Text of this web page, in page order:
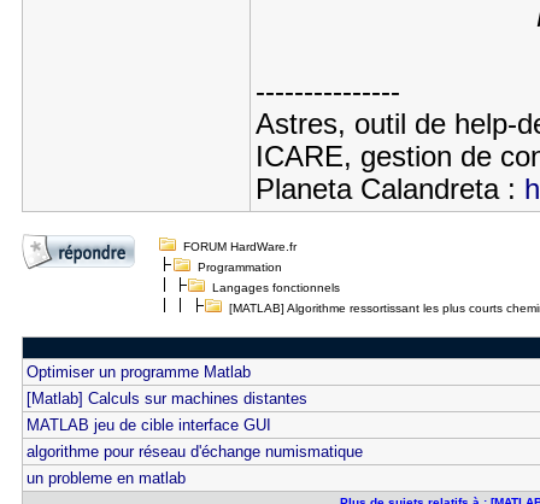
---------------
Astres, outil de help-
ICARE, gestion de
Planeta Calandreta :
FORUM HardWare.fr
Programmation
Langages fonctionnels
[MATLAB] Algorithme ressortissant les plus courts
Optimiser un programme Matlab
[Matlab] Calculs sur machines distantes
MATLAB jeu de cible interface GUI
algorithme pour réseau d'échange numismatique
un probleme en matlab